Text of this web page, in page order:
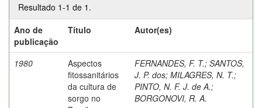
Resultado 1-1 de 1.
Ano de
publicação
Título Autor(es)
1980
Aspectos
fitossanitários
da cultura de
sorgo no
FERNANDES, F. T.; SANTOS,
J. P. dos; MILAGRES, N. T.;
PINTO, N. F. J. de A.;
BORGONOVI, R. A.